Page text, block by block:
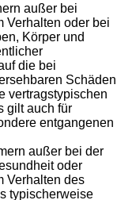
außer bei
Verhalten oder bei
Körper und
die bei
Schäden
vertragstypischen
gilt auch für
entgangenen
außer bei der
oder
Verhalten des
typischerweise